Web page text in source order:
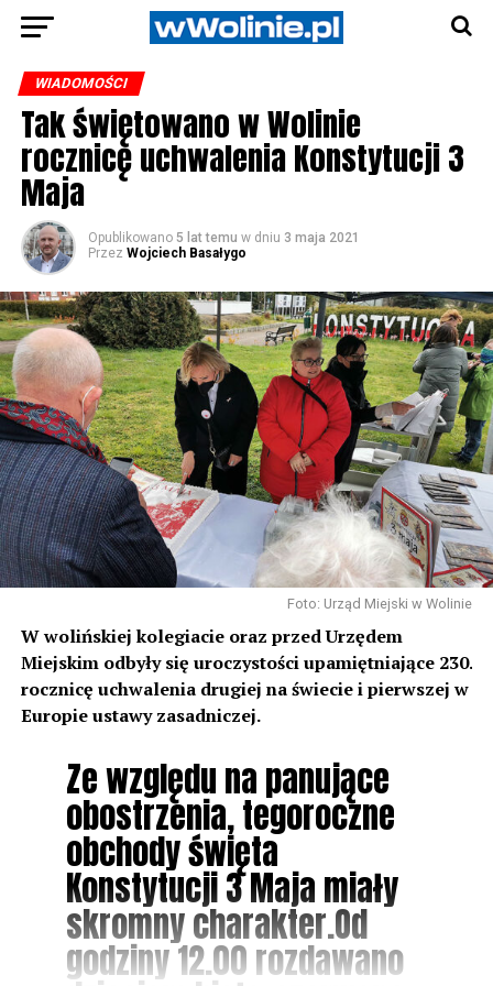
WIADOMOŚCI
Tak świętowano w Wolinie
rocznicę uchwalenia Konstytucji 3
Maja
Opublikowano 5 lat temu w dniu 3 maja 2021
Przez Wojciech Basałygo
Foto: Urząd Miejski w Wolinie
W wolińskiej kolegiacie oraz przed Urzędem
Miejskim odbyły się uroczystości upamiętniające 230.
rocznicę uchwalenia drugiej na świecie i pierwszej w
Europie ustawy zasadniczej.
Ze względu na panujące
obostrzenia, tegoroczne
obchody święta
Konstytucji 3 Maja miały
skromny charakter.Od
godziny 12.00 rozdawano